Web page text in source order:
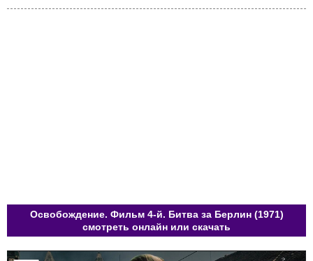
Освобождение. Фильм 4-й. Битва за Берлин (1971)
смотреть онлайн или скачать